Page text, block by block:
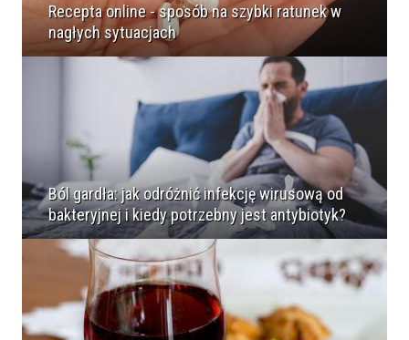
Recepta online - sposób na szybki ratunek w
nagłych sytuacjach
Ból gardła: jak odróżnić infekcję wirusową od
bakteryjnej i kiedy potrzebny jest antybiotyk?